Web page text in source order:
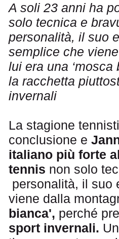
A soli 23 anni ha
solo tecnica e
personalità, il suo
semplice che
lui era una ‘mosca
la racchetta
invernali
La stagione
conclusione e
italiano più forte
tennis non solo
personalità, il suo
viene dalla
bianca', perché
sport invernali.